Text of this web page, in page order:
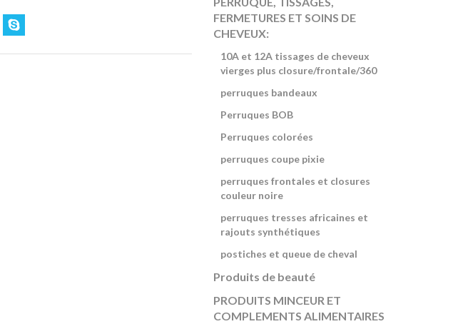
FERMETURES ET SOINS DE
CHEVEUX:
10A et 12A tissages de cheveux
vierges plus closure/frontale/360
perruques bandeaux
Perruques BOB
Perruques colorées
perruques coupe pixie
perruques frontales et closures
couleur noire
perruques tresses africaines et
rajouts synthétiques
postiches et queue de cheval
Produits de beauté
PRODUITS MINCEUR ET
COMPLEMENTS ALIMENTAIRES